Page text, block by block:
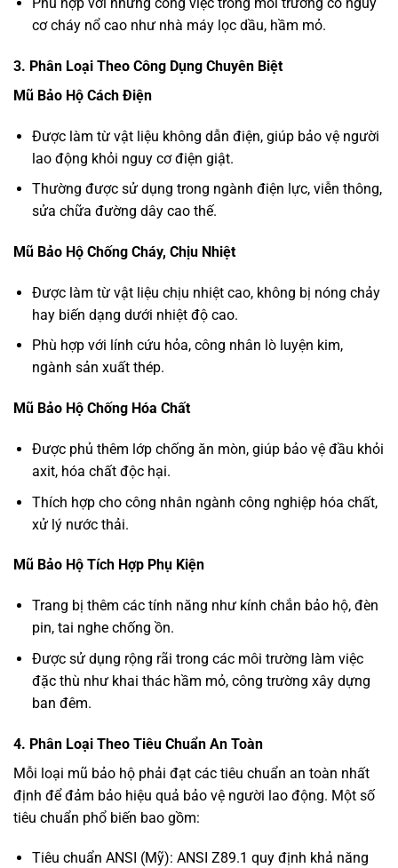
cơ cháy nổ cao như nhà máy lọc dầu, hầm mỏ.
3. Phân Loại Theo Công Dụng Chuyên Biệt
Mũ Bảo Hộ Cách Điện
Được làm từ vật liệu không dẫn điện, giúp bảo vệ người
lao động khỏi nguy cơ điện giật.
Thường được sử dụng trong ngành điện lực, viễn thông,
sửa chữa đường dây cao thế.
Mũ Bảo Hộ Chống Cháy, Chịu Nhiệt
Được làm từ vật liệu chịu nhiệt cao, không bị nóng chảy
hay biến dạng dưới nhiệt độ cao.
Phù hợp với lính cứu hỏa, công nhân lò luyện kim,
ngành sản xuất thép.
Mũ Bảo Hộ Chống Hóa Chất
Được phủ thêm lớp chống ăn mòn, giúp bảo vệ đầu khỏi
axit, hóa chất độc hại.
Thích hợp cho công nhân ngành công nghiệp hóa chất,
xử lý nước thải.
Mũ Bảo Hộ Tích Hợp Phụ Kiện
Trang bị thêm các tính năng như kính chắn bảo hộ, đèn
pin, tai nghe chống ồn.
Được sử dụng rộng rãi trong các môi trường làm việc
đặc thù như khai thác hầm mỏ, công trường xây dựng
ban đêm.
4. Phân Loại Theo Tiêu Chuẩn An Toàn
Mỗi loại mũ bảo hộ phải đạt các tiêu chuẩn an toàn nhất
định để đảm bảo hiệu quả bảo vệ người lao động. Một số
tiêu chuẩn phổ biến bao gồm:
Tiêu chuẩn ANSI (Mỹ): ANSI Z89.1 quy định khả năng